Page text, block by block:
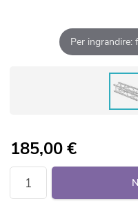
Per ingrandire:
185,00€